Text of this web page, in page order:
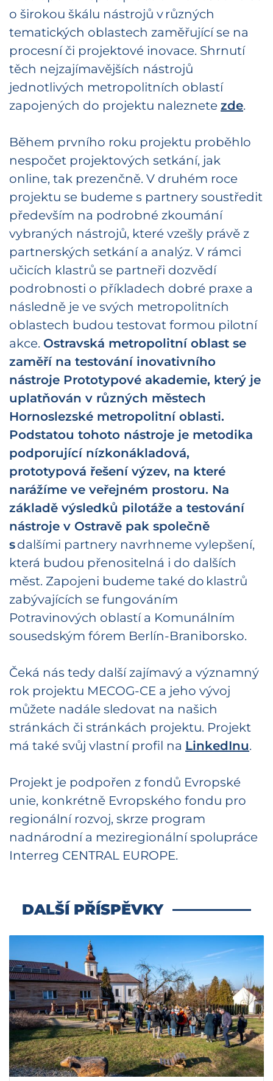
o širokou škálu nástrojů v různých
tematických oblastech zaměřující se na
procesní či projektové inovace. Shrnutí
těch nejzajímavějších nástrojů
jednotlivých metropolitních oblastí
zapojených do projektu naleznete zde.
Během prvního roku projektu proběhlo
nespočet projektových setkání, jak
online, tak prezenčně. V druhém roce
projektu se budeme s partnery soustředit
především na podrobné zkoumání
vybraných nástrojů, které vzešly právě z
partnerských setkání a analýz. V rámci
učicích klastrů se partneři dozvědí
podrobnosti o příkladech dobré praxe a
následně je ve svých metropolitních
oblastech budou testovat formou pilotní
akce. Ostravská metropolitní oblast se
zaměří na testování inovativního
nástroje Prototypové akademie, který je
uplatňován v různých městech
Hornoslezské metropolitní oblasti.
Podstatou tohoto nástroje je metodika
podporující nízkonákladová,
prototypová řešení výzev, na které
narážíme ve veřejném prostoru. Na
základě výsledků pilotáže a testování
nástroje v Ostravě pak společně
sdalšími partnery navrhneme vylepšení,
která budou přenositelná i do dalších
měst. Zapojeni budeme také do klastrů
zabývajících se fungováním
Potravinových oblastí a Komunálním
sousedským fórem Berlín-Braniborsko.
Čeká nás tedy další zajímavý a významný
rok projektu MECOG-CE a jeho vývoj
můžete nadále sledovat na našich
stránkách či stránkách projektu. Projekt
má také svůj vlastní profil na LinkedInu.
Projekt je podpořen z fondů Evropské
unie, konkrétně Evropského fondu pro
regionální rozvoj, skrze program
nadnárodní a meziregionální spolupráce
Interreg CENTRAL EUROPE.
DALŠÍ PŘÍSPĚVKY